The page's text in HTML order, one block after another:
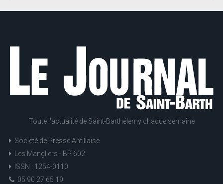
Toute l'actualité de Saint-Barthélemy chaque semaine
Société de Presse Antillaise
Les Mangliers - BP 602
ISSN : 1254-0110
05 90 27 65 19